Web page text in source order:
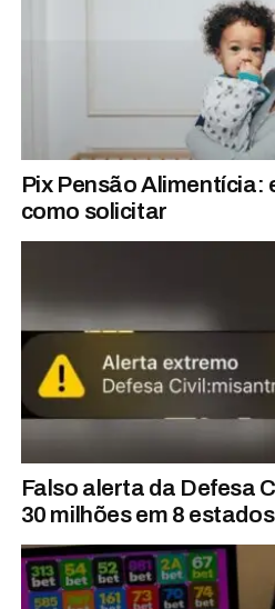
Pix Pensão Alimentícia:
como solicitar
Falso alerta da Defesa
30 milhões em 8 estados